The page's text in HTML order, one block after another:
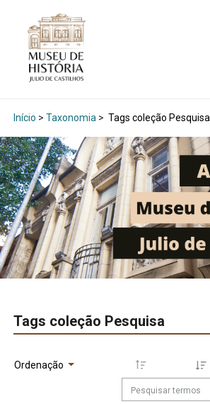
Início > Taxonomia > Tags coleção Pesquisa
Tags coleção Pesquisa
Ordenação